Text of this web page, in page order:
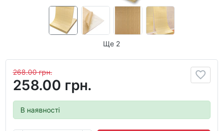
Ще 2
268.00 грн.
258.00 грн.
В наявності